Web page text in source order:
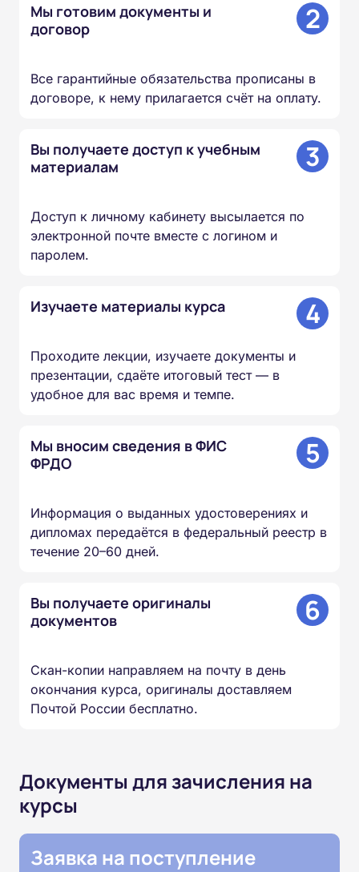
Мы готовим документы и
договор
2
Все гарантийные обязательства прописаны в
договоре, к нему прилагается счёт на оплату.
Вы получаете доступ к учебным
материалам
3
Доступ к личному кабинету высылается по
электронной почте вместе с логином и
паролем.
Изучаете материалы курса 4
Проходите лекции, изучаете документы и
презентации, сдаёте итоговый тест — в
удобное для вас время и темпе.
Мы вносим сведения в ФИС
ФРДО
5
Информация о выданных удостоверениях и
дипломах передаётся в федеральный реестр в
течение 20–60 дней.
Вы получаете оригиналы
документов
6
Скан-копии направляем на почту в день
окончания курса, оригиналы доставляем
Почтой России бесплатно.
Документы для зачисления на
курсы
Заявка на поступление